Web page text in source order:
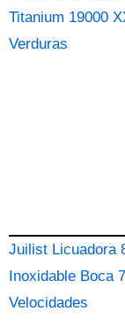
Titanium 19000
Verduras
Juilist Licuadora
Inoxidable Boca
Velocidades